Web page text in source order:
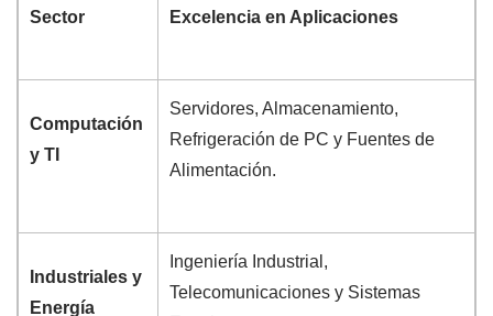
Sector Excelencia en Aplicaciones
Computación
y TI
Servidores, Almacenamiento,
Refrigeración de PC y Fuentes de
Alimentación.
Industriales y
Energía
Ingeniería Industrial,
Telecomunicaciones y Sistemas